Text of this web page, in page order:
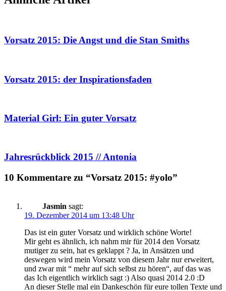
Vorsatz 2015: Die Angst und die Stan Smiths
Vorsatz 2015: der Inspirationsfaden
Material Girl: Ein guter Vorsatz
Jahresrückblick 2015 // Antonia
10 Kommentare zu “Vorsatz 2015: #yolo”
Jasmin sagt:
19. Dezember 2014 um 13:48 Uhr
Das ist ein guter Vorsatz und wirklich schöne Worte!
Mir geht es ähnlich, ich nahm mir für 2014 den Vorsatz
mutiger zu sein, hat es geklappt ? Ja, in Ansätzen und
deswegen wird mein Vorsatz von diesem Jahr nur erweitert,
und zwar mit “ mehr auf sich selbst zu hören“, auf das was
das Ich eigentlich wirklich sagt :) Also quasi 2014 2.0 :D
An dieser Stelle mal ein Dankeschön für eure tollen Texte und